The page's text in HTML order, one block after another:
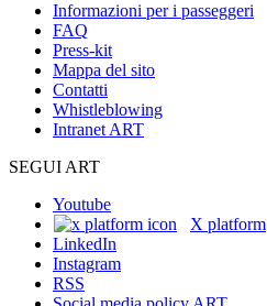
Informazioni per i passeggeri
FAQ
Press-kit
Mappa del sito
Contatti
Whistleblowing
Intranet ART
SEGUI ART
Youtube
X platform
LinkedIn
Instagram
RSS